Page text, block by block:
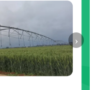
›